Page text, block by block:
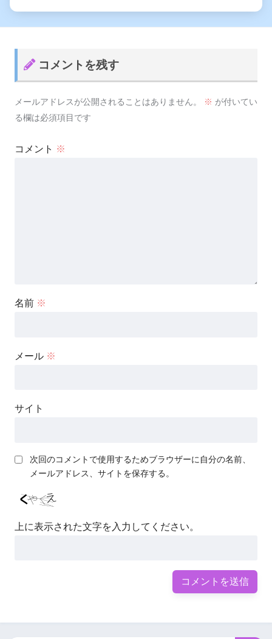
コメントを残す
メールアドレスが公開されることはありません。 ※ が付いてい
る欄は必須項目です
コメント ※
名前 ※
メール ※
サイト
次回のコメントで使用するためブラウザーに自分の名前、
メールアドレス、サイトを保存する。
上に表示された文字を入力してください。